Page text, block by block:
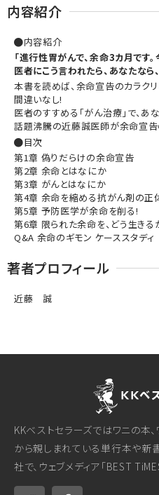
内容紹介
内容紹介
「進行性胃がんで、余命3カ月です。
医者にこう言われたら、あなたなら
本書を読めば、余命宣告のカラク
間違いなし!
医者のすすめる「がん治療」で、あ
話題沸騰の近藤誠医師が余命宣告
目次
第1章 偽りだらけの余命宣告
第2章 余命とはなにか
第3章 がんとはなにか
第4章 余命を縮める抗がん剤の正
第5章 予防医学が余命を削る!
第6章 限られた余命を、どう生きる
Q&A 余命のギモン ケーススタディ
著者プロフィール
近藤 誠
KKベストセラーズではワニの本
から親しまれている単行本や新
社で、ウェブメディア「BEST